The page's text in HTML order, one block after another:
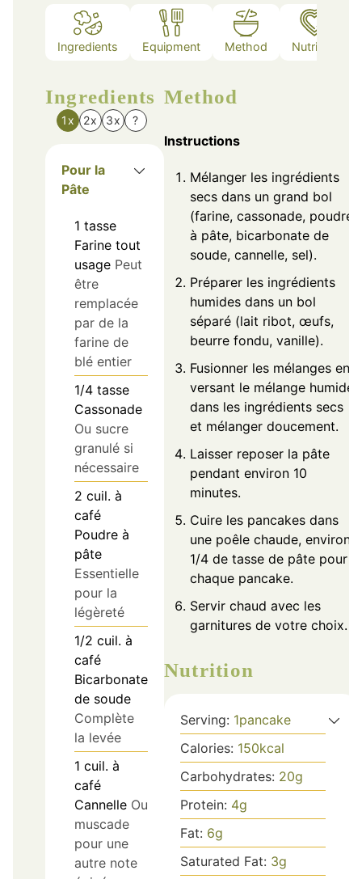
Ingredients Equipment Method Nutrition
Ingredients
1x 2x 3x ?
Pour la
Pâte
1 tasse
Farine tout
usage Peut
être
remplacée
par de la
farine de
blé entier
1/4 tasse
Cassonade
Ou sucre
granulé si
nécessaire
2 cuil. à
café
Poudre à
pâte
Essentielle
pour la
légèreté
1/2 cuil. à
café
Bicarbonate
de soude
Complète
la levée
1 cuil. à
café
Cannelle Ou
muscade
pour une
autre note
Method
Instructions
Mélanger les ingrédients
secs dans un grand bol
(farine, cassonade, poudre
à pâte, bicarbonate de
soude, cannelle, sel).
Préparer les ingrédients
humides dans un bol
séparé (lait ribot, œufs,
beurre fondu, vanille).
Fusionner les mélanges en
versant le mélange humide
dans les ingrédients secs
et mélanger doucement.
Laisser reposer la pâte
pendant environ 10
minutes.
Cuire les pancakes dans
une poêle chaude, environ
1/4 de tasse de pâte pour
chaque pancake.
Servir chaud avec les
garnitures de votre choix.
Nutrition
Serving: 1pancake
Calories: 150kcal
Carbohydrates: 20g
Protein: 4g
Fat: 6g
Saturated Fat: 3g